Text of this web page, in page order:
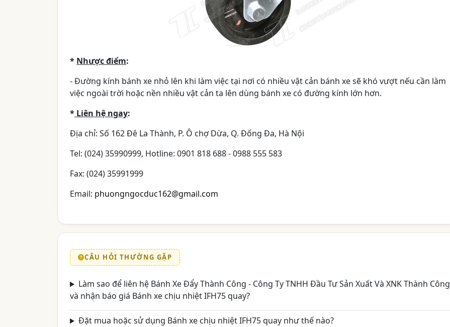
* Nhược điểm:
- Đường kính bánh xe nhỏ lên khi làm việc tại nơi có nhiều vật cản bánh xe sẽ khó vượt nếu cần làm
việc ngoài trời hoặc nền nhiều vật cản ta lên dùng bánh xe có đường kính lớn hơn.
* Liên hệ ngay:
Địa chỉ: Số 162 Đê La Thành, P. Ô chợ Dừa, Q. Đống Đa, Hà Nội
Tel: (024) 35990999, Hotline: 0901 818 688 - 0988 555 583
Fax: (024) 35991999
Email: phuongngocduc162@gmail.com
CÂU HỎI THƯỜNG GẶP
Làm sao để liên hệ Bánh Xe Đẩy Thành Công - Công Ty TNHH Đầu Tư Sản Xuất Và XNK Thành Công
và nhận báo giá Bánh xe chịu nhiệt IFH75 quay?
Đặt mua hoặc sử dụng Bánh xe chịu nhiệt IFH75 quay như thế nào?